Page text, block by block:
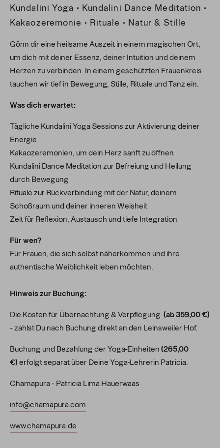
Kundalini Yoga • Kundalini Dance Meditation •
Kakaozeremonie • Rituale • Natur & Stille
Gönn dir eine heilsame Auszeit in einem magischen Ort,
um dich mit deiner Essenz, deiner Intuition und deinem
Herzen zu verbinden. In einem geschützten Frauenkreis
tauchen wir tief in Bewegung, Stille, Rituale und Tanz ein.
Was dich erwartet:
Tägliche Kundalini Yoga Sessions zur Aktivierung deiner
Energie
Kakaozeremonien, um dein Herz sanft zu öffnen
Kundalini Dance Meditation zur Befreiung und Heilung
durch Bewegung
Rituale zur Rückverbindung mit der Natur, deinem
Schoßraum und deiner inneren Weisheit
Zeit für Reflexion, Austausch und tiefe Integration
Für wen?
Für Frauen, die sich selbst näherkommen und ihre
authentische Weiblichkeit leben möchten.
Hinweis zur Buchung:
Die Kosten für Übernachtung & Verpflegung (ab 359,00 €)
- zahlst Du nach Buchung direkt an den Leinsweiler Hof.
Buchung und Bezahlung der Yoga-Einheiten (265,00
€) erfolgt separat über Deine Yoga-Lehrerin Patricia.
Chamapura - Patricia Lima Hauerwaas
info@chamapura.com
www.chamapura.de